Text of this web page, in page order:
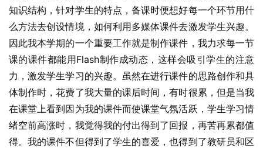
知识结构，针对学生的特点，备课时便想好每一个环节用什
么方法去创设情境，如何利用多媒体课件去激发学生兴趣。
因此我本学期的一个重要工作就是制作课件，我力求每一节
课的课件都能用Flash制作成动态，这样会吸引学生的注意
力，激发学生学习的兴趣。虽然在进行课件的思路创作和具
体制作时，花费了我大量的课后时间，有时很累，但是当我
在课堂上看到因为我的课件而使课堂气氛活跃，学生学习情
绪空前高涨时，我觉得我的付出得到了回报，再苦再累都值
得。我的课件不但得到了学生的喜爱，也得到了教研员和区